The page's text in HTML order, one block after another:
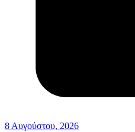
8 Αυγούστου, 2026